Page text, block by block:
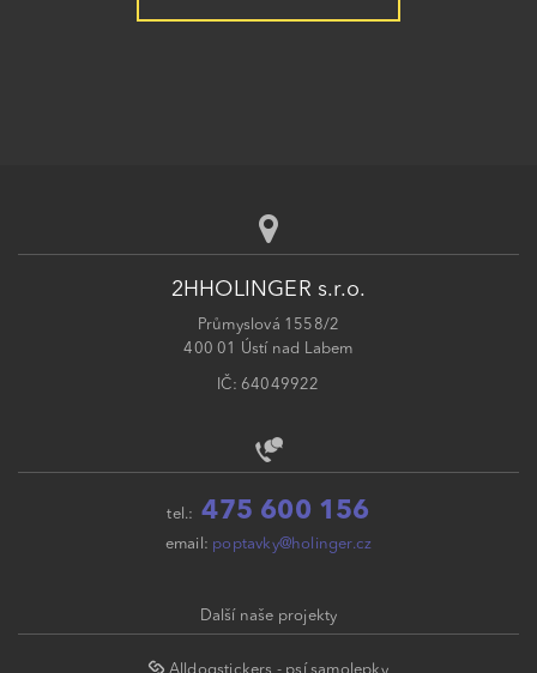
2HHOLINGER s.r.o.
Průmyslová 1558/2
400 01 Ústí nad Labem
IČ: 64049922
tel.: 475 600 156
email: poptavky@holinger.cz
Další naše projekty